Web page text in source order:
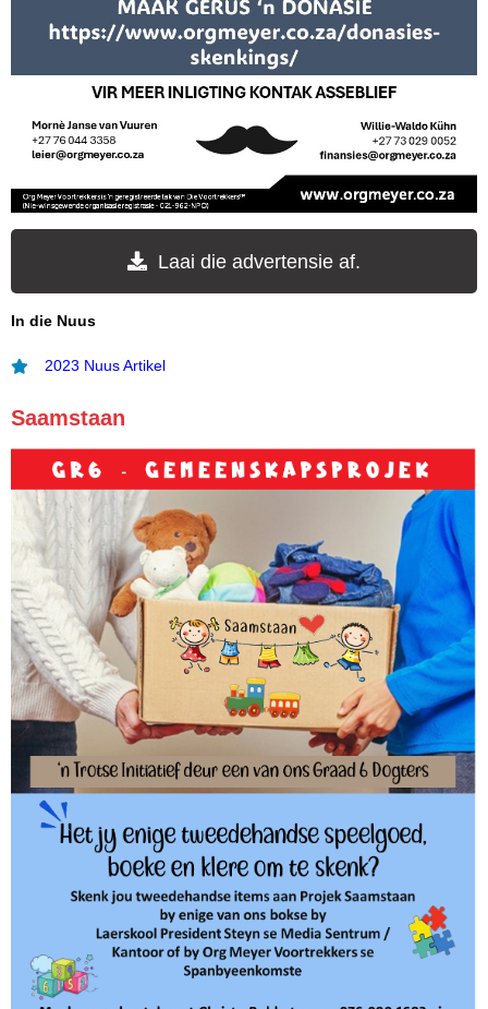
Laai die advertensie af.
In die Nuus
2023 Nuus Artikel
Saamstaan